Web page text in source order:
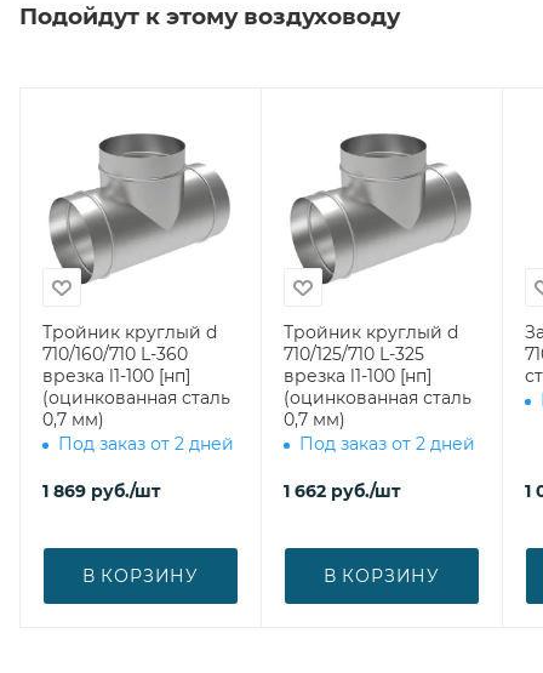
Подойдут к этому воздуховоду
Тройник круглый d
710/160/710 L-360
врезка l1-100 [нп]
(оцинкованная сталь
0,7 мм)
Под заказ от 2 дней
1 869 руб./шт
В КОРЗИНУ
Тройник круглый d
710/125/710 L-325
врезка l1-100 [нп]
(оцинкованная сталь
0,7 мм)
Под заказ от 2 дней
1 662 руб./шт
В КОРЗИНУ
710
1